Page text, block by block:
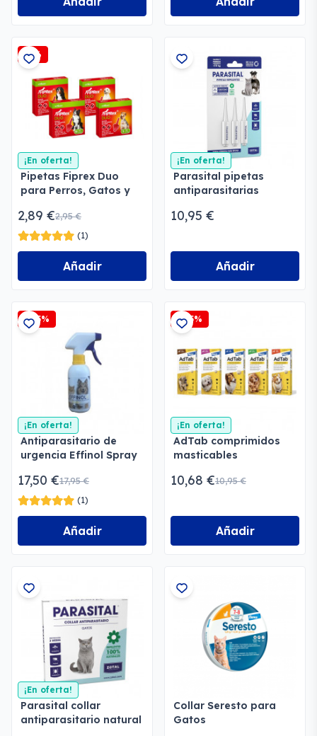
-2%
¡En oferta!
Pipetas Fiprex Duo
para Perros, Gatos y
2,89 €2,95 €
(1)
Añadir
¡En oferta!
Parasital pipetas
antiparasitarias
10,95 €
Añadir
-2,5%
¡En oferta!
Antiparasitario de
urgencia Effinol Spray
17,50 €17,95 €
(1)
Añadir
-2,5%
¡En oferta!
AdTab comprimidos
masticables
10,68 €10,95 €
Añadir
¡En oferta!
Parasital collar
antiparasitario natural
Collar Seresto para
Gatos